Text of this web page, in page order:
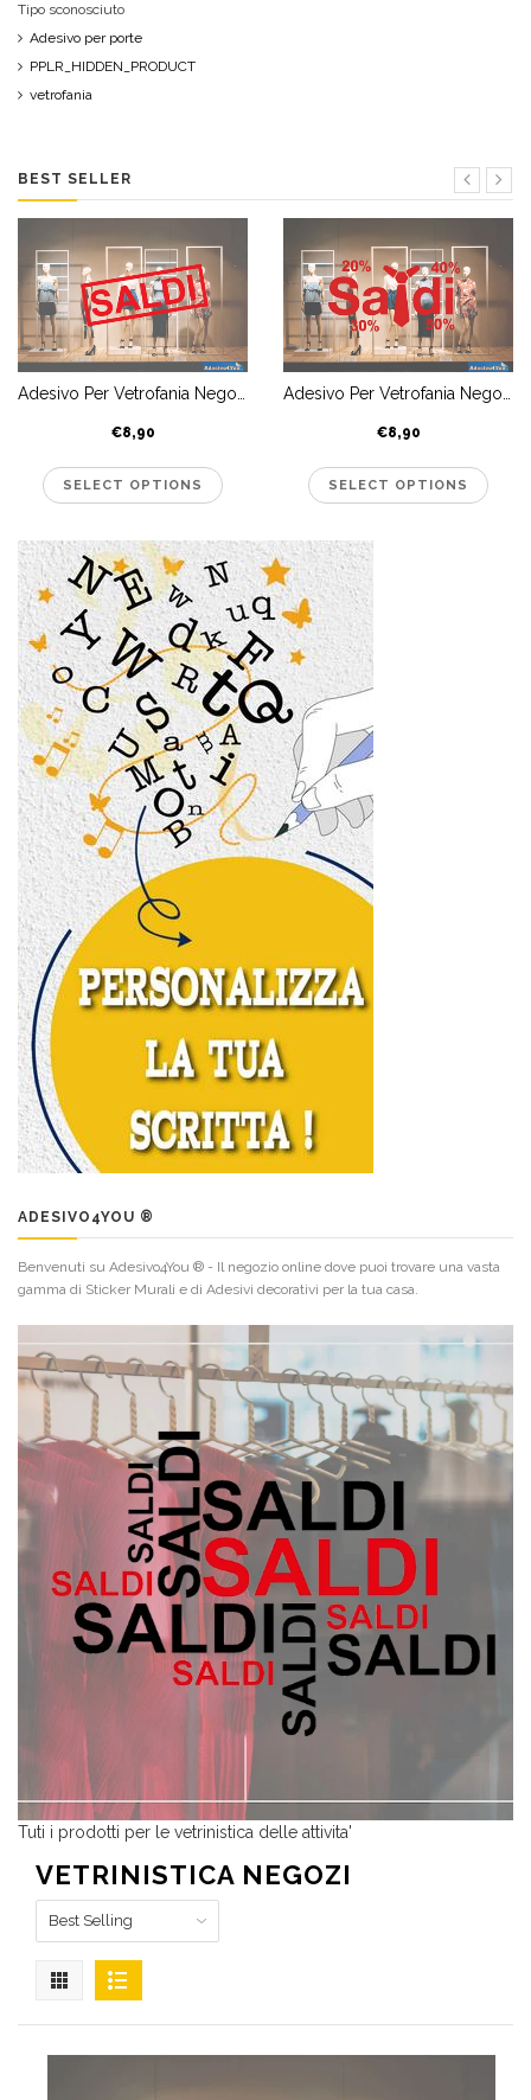
VIAGGIARE
Tipo sconosciuto
Adesivo per porte
PPLR_HIDDEN_PRODUCT
vetrofania
BEST SELLER
€8,90 €8,90
ADESIVO4YOU ®
Benvenuti su Adesivo4You ® - Il negozio online dove puoi trovare una vasta
gamma di Sticker Murali e di Adesivi decorativi per la tua casa.
Tuti i prodotti per le vetrinistica delle attivita'
VETRINISTICA NEGOZI